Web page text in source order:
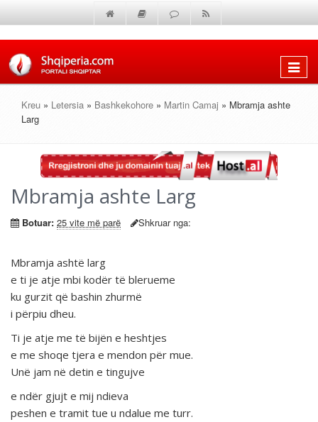
Shfaq
Kreu » Letersia » Bashkekohore » Martin Camaj » Mbramja ashte
Larg
Mbramja ashte Larg
Botuar: 25 vite më parë Shkruar nga:
Mbramja ashtë larg
e ti je atje mbi kodër të blerueme
ku gurzit që bashin zhurmë
i përpiu dheu.
Ti je atje me të bijën e heshtjes
e me shoqe tjera e mendon për mue.
Unë jam në detin e tingujve
e ndër gjujt e mij ndieva
peshen e tramit tue u ndalue me turr.